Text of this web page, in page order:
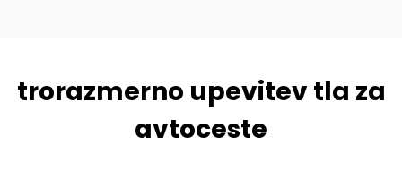
trorazmerno upevitev tla za
avtoceste